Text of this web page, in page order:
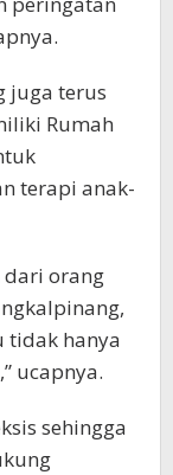
juga terus
Rumah
terapi anak-
dari orang
tidak hanya
ucapnya.
sehingga